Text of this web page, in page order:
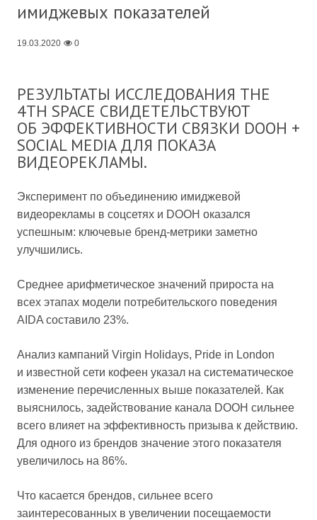
имиджевых показателей
19.03.2020 0
РЕЗУЛЬТАТЫ ИССЛЕДОВАНИЯ THE
4TH SPACE СВИДЕТЕЛЬСТВУЮТ
ОБ ЭФФЕКТИВНОСТИ СВЯЗКИ DOOH +
SOCIAL MEDIA ДЛЯ ПОКАЗА
ВИДЕОРЕКЛАМЫ.
Эксперимент по объединению имиджевой
видеорекламы в соцсетях и DOOH оказался
успешным: ключевые бренд-метрики заметно
улучшились.
Среднее арифметическое значений прироста на
всех этапах модели потребительского поведения
AIDA составило 23%.
Анализ кампаний Virgin Holidays, Pride in London
и известной сети кофеен указал на систематическое
изменение перечисленных выше показателей. Как
выяснилось, задействование канала DOOH сильнее
всего влияет на эффективность призыва к действию.
Для одного из брендов значение этого показателя
увеличилось на 86%.
Что касается брендов, сильнее всего
заинтересованных в увеличении посещаемости